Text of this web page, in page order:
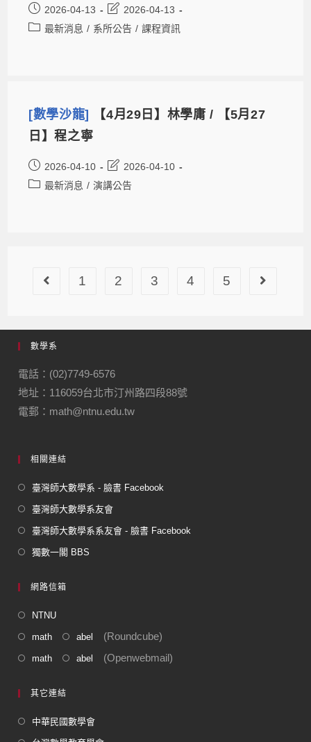
2026-04-13
2026-04-13
最新消息 / 系所公告 / 課程資訊
[數學沙龍]
【4月29日】林學庸 / 【5月27
日】程之寧
2026-04-10
2026-04-10
最新消息 / 演講公告
1 2 3 4 5
數學系
電話：(02)7749-6576
地址：116059台北市汀州路四段88號
電郵：math@ntnu.edu.tw
相關連結
臺灣師大數學系 - 臉書 Facebook
臺灣師大數學系友會
臺灣師大數學系系友會 - 臉書 Facebook
獨數一閣 BBS
網路信箱
NTNU
math abel (Roundcube)
math abel (Openwebmail)
其它連結
中華民國數學會